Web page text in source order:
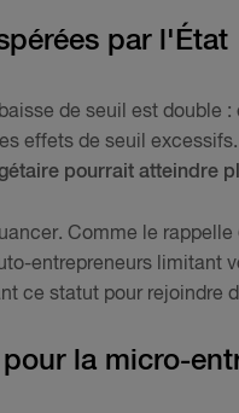
par l'État
de seuil est double
effets de seuil
pourrait atteindre
Comme le rappelle
entrepreneurs limitant
ce statut pour rejoindre
la micro-